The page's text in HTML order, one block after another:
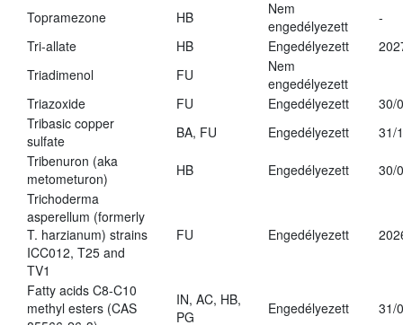
Topramezone HB
Nem
engedélyezett
-
Tri-allate
HB Engedélyezett
Triadimenol
FU
Nem
engedélyezett
Triazoxide
FU Engedélyezett
30/
Tribasic copper
sulfate
BA, FU Engedélyezett
31/
Tribenuron (aka
metometuron)
HB Engedélyezett
30/
Trichoderma
asperellum (formerly
T. harzianum) strains
ICC012, T25 and
TV1
FU Engedélyezett
Fatty acids C8-C10
methyl esters (CAS
IN, AC, HB,
PG
Engedélyezett 31/